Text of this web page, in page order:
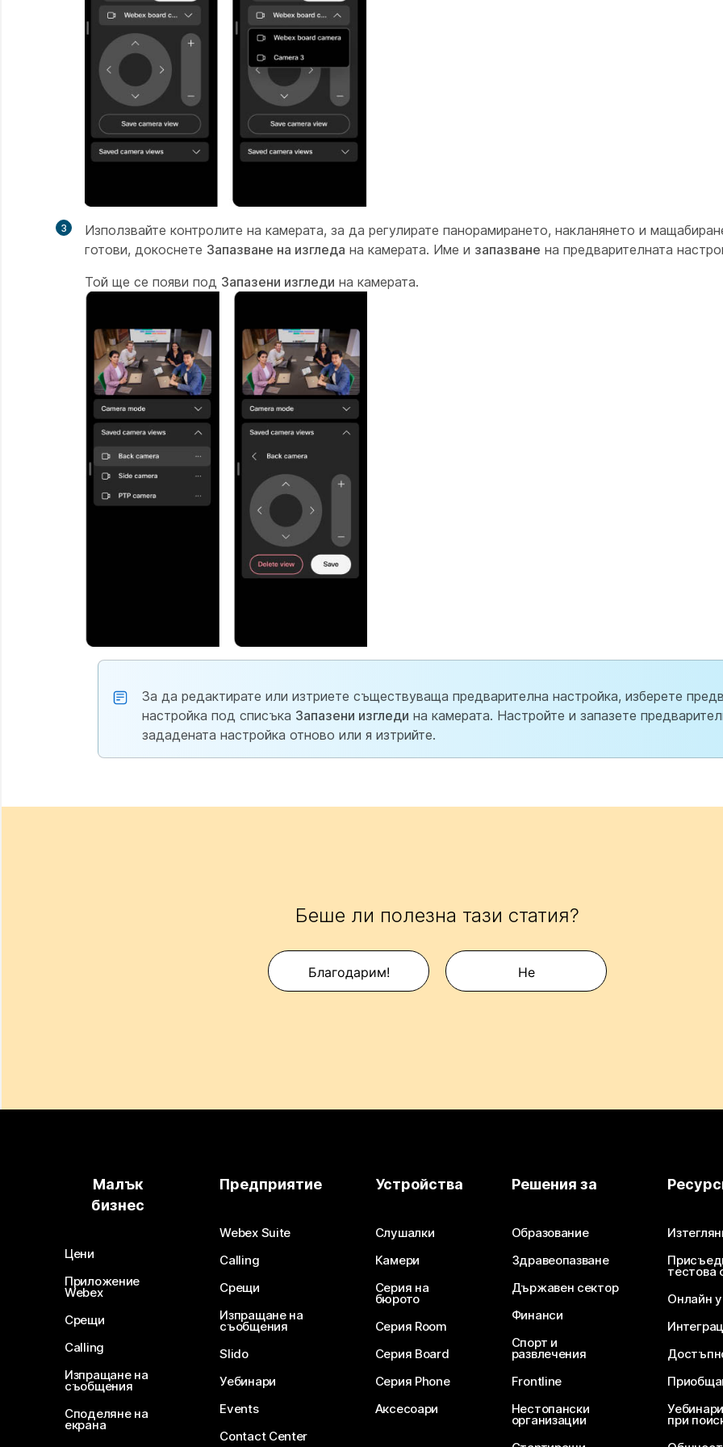
3
Използвайте контролите на камерата, за да регулирате панорамирането, накланянето и
готови, докоснете Запазване на изгледа на камерата. Име и запазване на предварителната
Той ще се появи под Запазени изгледи на камерата.
За да редактирате или изтриете съществуваща предварителна настройка, изберете
настройка под списъка Запазени изгледи на камерата. Настройте и запазете
зададената настройка отново или я изтрийте.
Беше ли полезна тази статия?
Благодарим! Не
Малък
бизнес
Цени
Приложение
Webex
Срещи
Calling
Изпращане на
съобщения
Споделяне на
екрана
Предприятие
Webex Suite
Calling
Срещи
Изпращане на
съобщения
Slido
Уебинари
Events
Contact Center
Устройства
Слушалки
Камери
Серия на
бюрото
Серия Room
Серия Board
Серия Phone
Аксесоари
Решения за
Образование
Здравеопазване
Държавен сектор
Финанси
Спорт и
развлечения
Frontline
Нестопански
организации
тестова
Онлайн
при